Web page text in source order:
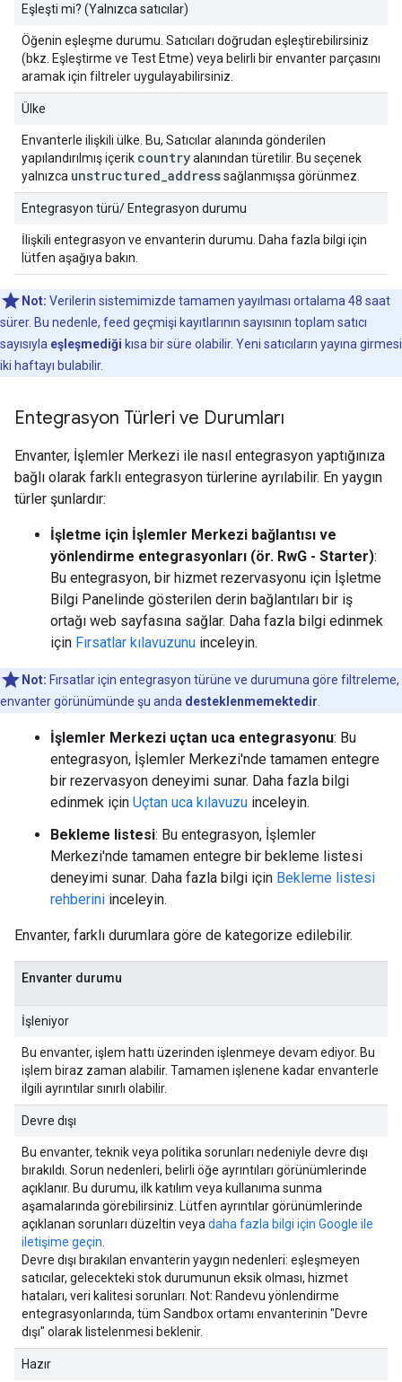
Eşleşti mi? (Yalnızca satıcılar)
Öğenin eşleşme durumu. Satıcıları doğrudan eşleştirebilirsiniz
(bkz. Eşleştirme ve Test Etme) veya belirli bir envanter parçasını
aramak için filtreler uygulayabilirsiniz.
Ülke
Envanterle ilişkili ülke. Bu, Satıcılar alanında gönderilen
yapılandırılmış içerik countryalanından türetilir. Bu seçenek
yalnızca unstructured addresssağlanmışsa görünmez.
Entegrasyon türü/ Entegrasyon durumu
İlişkili entegrasyon ve envanterin durumu. Daha fazla bilgi için
lütfen aşağıya bakın.
Not: Verilerin sistemimizde tamamen yayılması ortalama 48 saat
sürer. Bu nedenle, feed geçmişi kayıtlarının sayısının toplam satıcı
sayısıyla eşleşmediği kısa bir süre olabilir. Yeni satıcıların yayına girmesi
iki haftayı bulabilir.
Entegrasyon Türleri ve Durumları
Envanter, İşlemler Merkezi ile nasıl entegrasyon yaptığınıza
bağlı olarak farklı entegrasyon türlerine ayrılabilir. En yaygın
türler şunlardır:
İşletme için İşlemler Merkezi bağlantısı ve
yönlendirme entegrasyonları (ör. RwG - Starter):
Bu entegrasyon, bir hizmet rezervasyonu için İşletme
Bilgi Panelinde gösterilen derin bağlantıları bir iş
ortağı web sayfasına sağlar. Daha fazla bilgi edinmek
için Fırsatlar kılavuzunu inceleyin.
Not: Fırsatlar için entegrasyon türüne ve durumuna göre filtreleme,
envanter görünümünde şu anda desteklenmemektedir
İşlemler Merkezi uçtan uca entegrasyonu: Bu
entegrasyon, İşlemler Merkezi'nde tamamen entegre
bir rezervasyon deneyimi sunar. Daha fazla bilgi
edinmek için Uçtan uca kılavuzu inceleyin.
Bekleme listesi: Bu entegrasyon, İşlemler
Merkezi'nde tamamen entegre bir bekleme listesi
deneyimi sunar. Daha fazla bilgi için Bekleme listesi
rehberini inceleyin.
Envanter, farklı durumlara göre de kategorize edilebilir.
Envanter durumu
İşleniyor
Bu envanter, işlem hattı üzerinden işlenmeye devam ediyor. Bu
işlem biraz zaman alabilir. Tamamen işlenene kadar envanterle
ilgili ayrıntılar sınırlı olabilir.
Devre dışı
Bu envanter, teknik veya politika sorunları nedeniyle devre dışı
bırakıldı. Sorun nedenleri, belirli öğe ayrıntıları görünümlerinde
açıklanır. Bu durumu, ilk katılım veya kullanıma sunma
aşamalarında görebilirsiniz. Lütfen ayrıntılar görünümlerinde
açıklanan sorunları düzeltin veya daha fazla bilgi için Google ile
iletişime geçin
Devre dışı bırakılan envanterin yaygın nedenleri: eşleşmeyen
satıcılar, gelecekteki stok durumunun eksik olması, hizmet
hataları, veri kalitesi sorunları. Not: Randevu yönlendirme
entegrasyonlarında, tüm Sandbox ortamı envanterinin "Devre
dışı" olarak listelenmesi beklenir.
Hazır